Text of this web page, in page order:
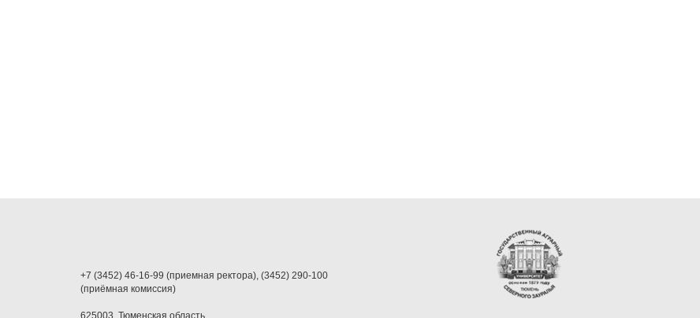
+7 (3452) 46-16-99 (приемная ректора), (3452) 290-100
(приёмная комиссия)
625003, Тюменская область,